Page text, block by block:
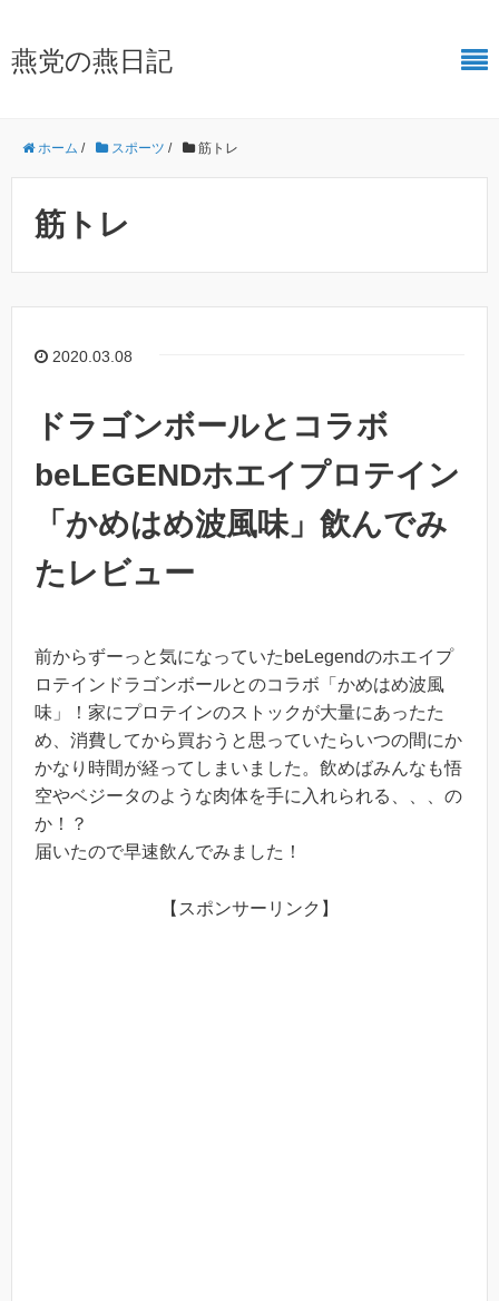
燕党の燕日記
ホーム / スポーツ / 筋トレ
筋トレ
2020.03.08
ドラゴンボールとコラボ
beLEGENDホエイプロテイン
「かめはめ波風味」飲んでみ
たレビュー
前からずーっと気になっていたbeLegendのホエイプ
ロテインドラゴンボールとのコラボ「かめはめ波風
味」！家にプロテインのストックが大量にあったた
め、消費してから買おうと思っていたらいつの間にか
かなり時間が経ってしまいました。飲めばみんなも悟
空やベジータのような肉体を手に入れられる、、、の
か！？
届いたので早速飲んでみました！
【スポンサーリンク】